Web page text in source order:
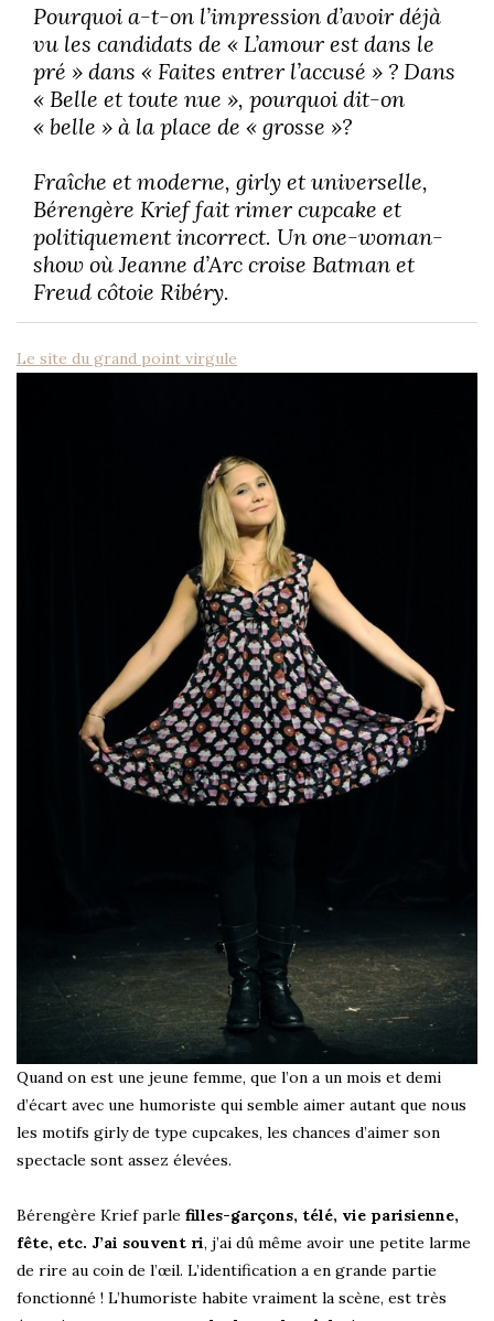
Pourquoi a-t-on l’impression d’avoir déjà
vu les candidats de « L’amour est dans le
pré » dans « Faites entrer l’accusé » ? Dans
« Belle et toute nue », pourquoi dit-on
« belle » à la place de « grosse »?
Fraîche et moderne, girly et universelle,
Bérengère Krief fait rimer cupcake et
politiquement incorrect. Un one-woman-
show où Jeanne d’Arc croise Batman et
Freud côtoie Ribéry.
Le site du grand point virgule
Quand on est une jeune femme, que l’on a un mois et demi
d’écart avec une humoriste qui semble aimer autant que nous
les motifs girly de type cupcakes, les chances d’aimer son
spectacle sont assez élevées.
Bérengère Krief parle filles-garçons, télé, vie parisienne,
fête, etc. J’ai souvent ri, j’ai dû même avoir une petite larme
de rire au coin de l’œil. L’identification a en grande partie
fonctionné ! L’humoriste habite vraiment la scène, est très